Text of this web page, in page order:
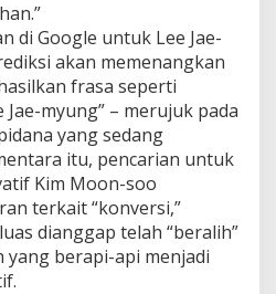
di Google untuk Lee Jae-
akan memenangkan
frasa seperti
Jae-myung” – merujuk pada
yang sedang
itu, pencarian untuk
Kim Moon-soo
terkait “konversi,”
dianggap telah “beralih”
berapi-api menjadi